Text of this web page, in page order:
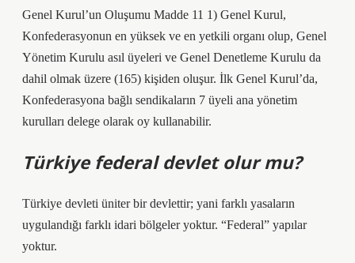
Genel Kurul’un Oluşumu Madde 11 1) Genel Kurul,
Konfederasyonun en yüksek ve en yetkili organı olup, Genel
Yönetim Kurulu asıl üyeleri ve Genel Denetleme Kurulu da
dahil olmak üzere (165) kişiden oluşur. İlk Genel Kurul’da,
Konfederasyona bağlı sendikaların 7 üyeli ana yönetim
kurulları delege olarak oy kullanabilir.
Türkiye federal devlet olur mu?
Türkiye devleti üniter bir devlettir; yani farklı yasaların
uygulandığı farklı idari bölgeler yoktur. “Federal” yapılar
yoktur.